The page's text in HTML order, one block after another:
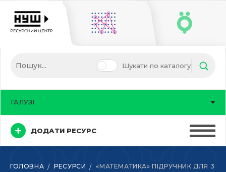
Шукати по каталогу
ДОДАТИ РЕСУРС
ГАЛУЗІ
ГОЛОВНА РЕСУРСИ
«МАТЕМАТИКА» ПІДРУЧНИК ДЛЯ 3